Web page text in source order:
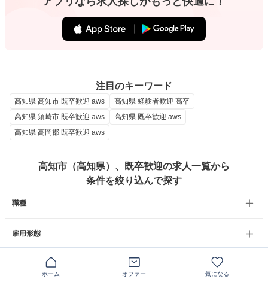
注目のキーワード
高知県 高知市 既卒歓迎 aws
高知県 経験者歓迎 高卒
高知県 須崎市 既卒歓迎 aws
高知県 既卒歓迎 aws
高知県 高岡郡 既卒歓迎 aws
高知市（高知県）、既卒歓迎の求人一覧から
条件を絞り込んで探す
職種
雇用形態
ホーム オファー 気になる